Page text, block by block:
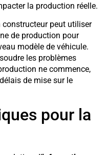
la production réelle.
constructeur peut utiliser
de production pour
modèle de véhicule.
les problèmes
ne commence,
de mise sur le
pour la